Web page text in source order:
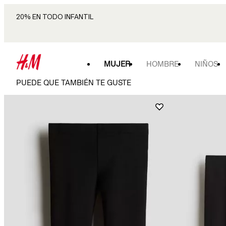
20% EN TODO INFANTIL
MUJER HOMBRE NIÑOS
PUEDE QUE TAMBIÉN TE GUSTE